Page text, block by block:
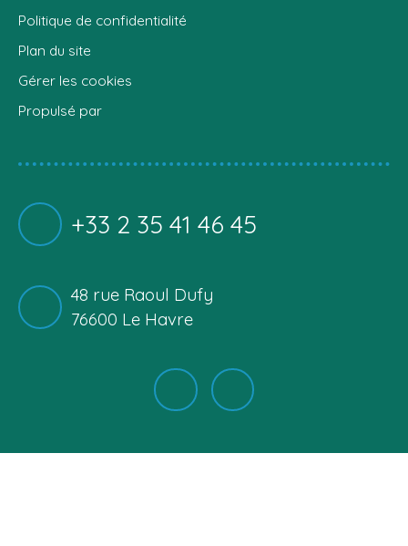
Politique de confidentialité
Plan du site
Gérer les cookies
Propulsé par
+33 2 35 41 46 45
48 rue Raoul Dufy
76600 Le Havre